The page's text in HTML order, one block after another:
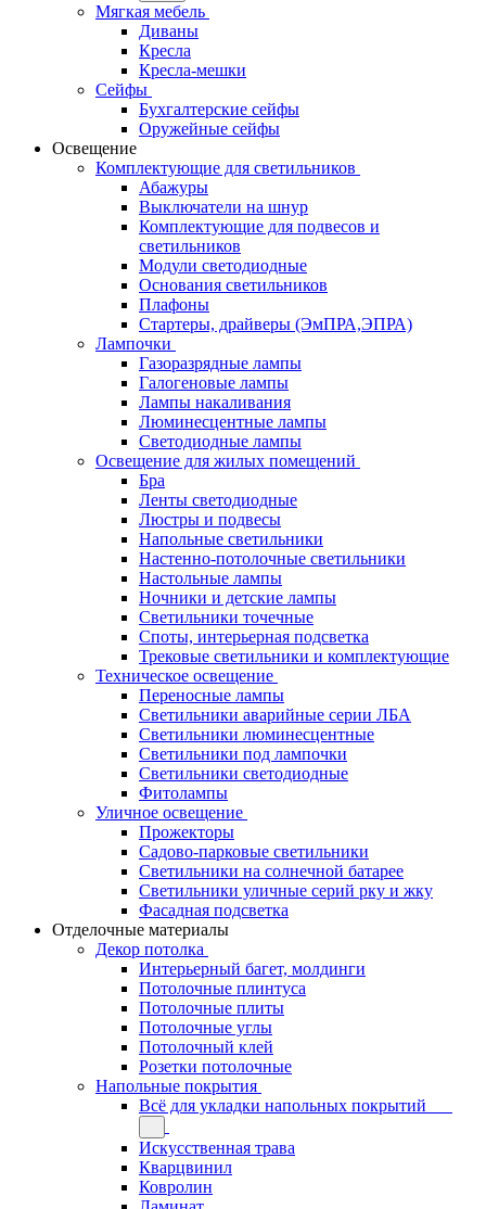
Мягкая мебель
Диваны
Кресла
Кресла-мешки
Сейфы
Бухгалтерские сейфы
Оружейные сейфы
Освещение
Комплектующие для светильников
Абажуры
Выключатели на шнур
Комплектующие для подвесов и
светильников
Модули светодиодные
Основания светильников
Плафоны
Стартеры, драйверы (ЭмПРА,ЭПРА)
Лампочки
Газоразрядные лампы
Галогеновые лампы
Лампы накаливания
Люминесцентные лампы
Светодиодные лампы
Освещение для жилых помещений
Бра
Ленты светодиодные
Люстры и подвесы
Напольные светильники
Настенно-потолочные светильники
Настольные лампы
Ночники и детские лампы
Светильники точечные
Споты, интерьерная подсветка
Трековые светильники и комплектующие
Техническое освещение
Переносные лампы
Светильники аварийные серии ЛБА
Светильники люминесцентные
Светильники под лампочки
Светильники светодиодные
Фитолампы
Уличное освещение
Прожекторы
Садово-парковые светильники
Светильники на солнечной батарее
Светильники уличные серий рку и жку
Фасадная подсветка
Отделочные материалы
Декор потолка
Интерьерный багет, молдинги
Потолочные плинтуса
Потолочные плиты
Потолочные углы
Потолочный клей
Розетки потолочные
Напольные покрытия
Всё для укладки напольных покрытий
Искусственная трава
Кварцвинил
Ковролин